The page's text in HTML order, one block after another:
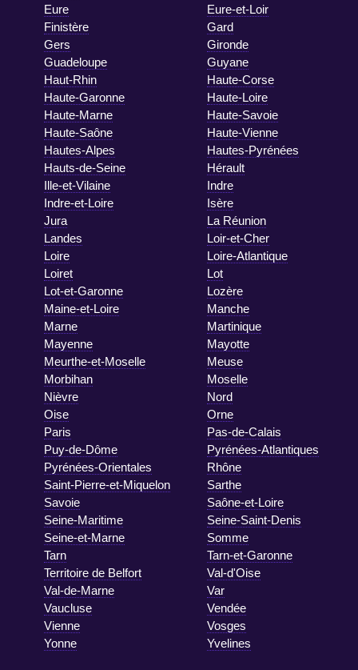
Eure
Eure-et-Loir
Finistère
Gard
Gers
Gironde
Guadeloupe
Guyane
Haut-Rhin
Haute-Corse
Haute-Garonne
Haute-Loire
Haute-Marne
Haute-Savoie
Haute-Saône
Haute-Vienne
Hautes-Alpes
Hautes-Pyrénées
Hauts-de-Seine
Hérault
Ille-et-Vilaine
Indre
Indre-et-Loire
Isère
Jura
La Réunion
Landes
Loir-et-Cher
Loire
Loire-Atlantique
Loiret
Lot
Lot-et-Garonne
Lozère
Maine-et-Loire
Manche
Marne
Martinique
Mayenne
Mayotte
Meurthe-et-Moselle
Meuse
Morbihan
Moselle
Nièvre
Nord
Oise
Orne
Paris
Pas-de-Calais
Puy-de-Dôme
Pyrénées-Atlantiques
Pyrénées-Orientales
Rhône
Saint-Pierre-et-Miquelon
Sarthe
Savoie
Saône-et-Loire
Seine-Maritime
Seine-Saint-Denis
Seine-et-Marne
Somme
Tarn
Tarn-et-Garonne
Territoire de Belfort
Val-d'Oise
Val-de-Marne
Var
Vaucluse
Vendée
Vienne
Vosges
Yonne
Yvelines